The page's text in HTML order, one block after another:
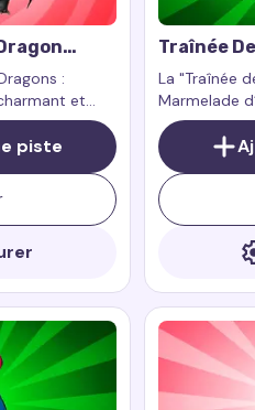
:
et
grâce et
avec le
piste
Traînée
D’Orange
La "Traînée
Marmelade
amusant et
ambiance
la
l’ours adoré